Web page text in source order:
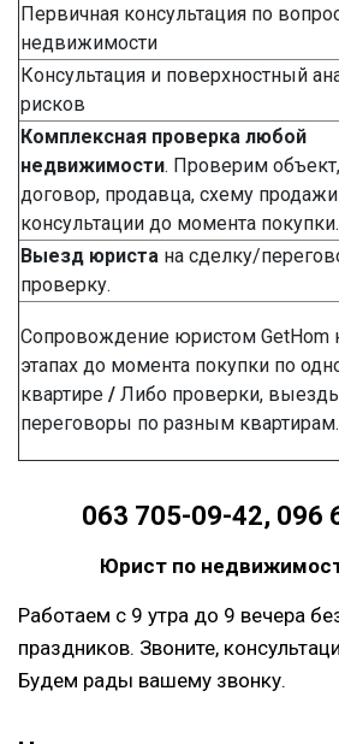
Первичная консультация по
недвижимости
Консультация и поверхностный
рисков
Комплексная проверка любой
недвижимости. Проверим объект,
договор, продавца, схему
консультации до момента покупки.
Выезд юриста на сделку/
проверку.
Сопровождение юристом GetHom
этапах до момента покупки по
квартире / Либо проверки,
переговоры по разным квартирам.
063 705-09-42, 096
Юрист по
Работаем с 9 утра до 9 вечера
праздников. Звоните,
Будем рады вашему звонку.